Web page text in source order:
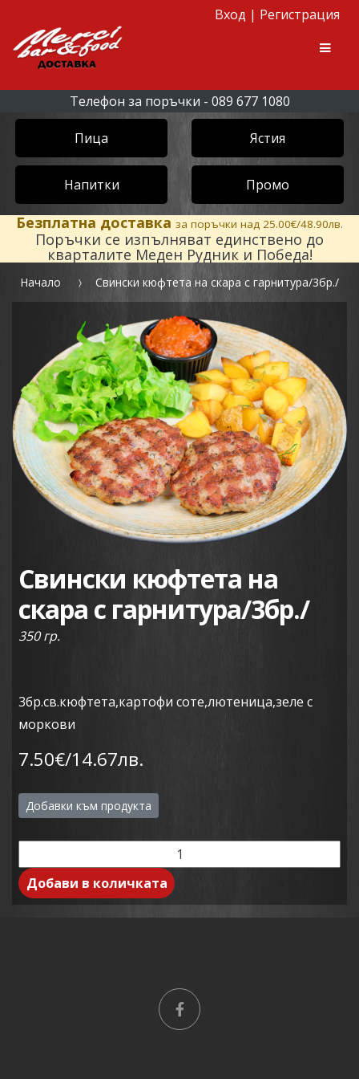
Вход | Регистрация
Skip to navigation
Skip to content
Телефон за поръчки - 089 677 1080
Пица Ястия
Напитки Промо
Безплатна доставка за поръчки над 25.00€/48.90лв.
Поръчки се изпълняват единствено до
кварталите Меден Рудник и Победа!
Начало Свински кюфтета на скара с гарнитура/3бр./
Свински кюфтета на
скара с гарнитура/3бр./
350 гр.
3бр.св.кюфтета,картофи соте,лютеница,зеле с
моркови
7.50€/14.67лв.
Добавки към продукта
Добави в количката